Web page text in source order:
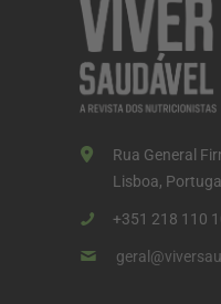
Rua General
Lisboa, Portugal
+351 218 110